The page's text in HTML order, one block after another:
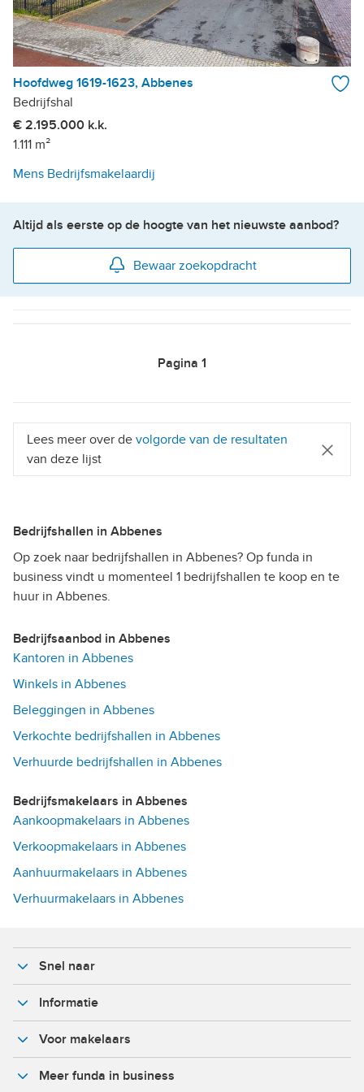
Hoofdweg 1619-1623, Abbenes
Bedrijfshal
€ 2.195.000 k.k.
1.111 m²
Mens Bedrijfsmakelaardij
Altijd als eerste op de hoogte van het nieuwste aanbod?
Bewaar zoekopdracht
Pagina 1
Lees meer over de volgorde van de resultaten
van deze lijst
Bedrijfshallen in Abbenes
Op zoek naar bedrijfshallen in Abbenes? Op funda in
business vindt u momenteel 1 bedrijfshallen te koop en te
huur in Abbenes.
Bedrijfsaanbod in Abbenes
Kantoren in Abbenes
Winkels in Abbenes
Beleggingen in Abbenes
Verkochte bedrijfshallen in Abbenes
Verhuurde bedrijfshallen in Abbenes
Bedrijfsmakelaars in Abbenes
Aankoopmakelaars in Abbenes
Verkoopmakelaars in Abbenes
Aanhuurmakelaars in Abbenes
Verhuurmakelaars in Abbenes
Snel naar
Informatie
Voor makelaars
Meer funda in business